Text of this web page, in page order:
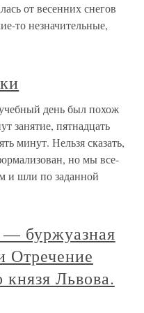
от весенних снегов
то незначительные,
день был похож
занятие, пятнадцать
минут. Нельзя сказать,
но мы все-
и шли по заданной
— буржуазная
Отречение
князя Львова.